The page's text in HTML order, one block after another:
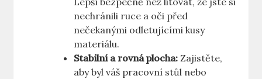
nechránili ruce a oči před
nečekanými odletujícími kusy
materiálu.
Stabilní a rovná plocha: Zajistěte,
aby byl váš pracovní stůl nebo